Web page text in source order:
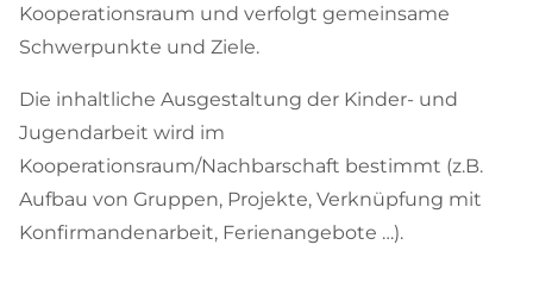
Kooperationsraum und verfolgt gemeinsame
Schwerpunkte und Ziele.
Die inhaltliche Ausgestaltung der Kinder- und
Jugendarbeit wird im
Kooperationsraum/Nachbarschaft bestimmt (z.B.
Aufbau von Gruppen, Projekte, Verknüpfung mit
Konfirmandenarbeit, Ferienangebote …).